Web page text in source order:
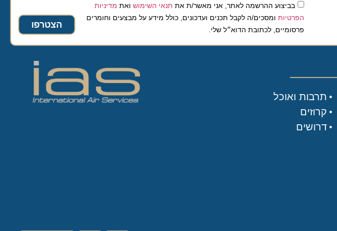
בביצוע ההרשמה לאתר, אני מאשר/ת אתתנאי השימושואת מדיניות
הפרטיותומסכים/ה לקבל תכנים ועדכונים, כולל מידע על מבצעים וחומרים
פרסומיים, לכתובת הדוא״ל שלי.
הצטרפו
תרבות ואוכל
קרוזים
דרושים